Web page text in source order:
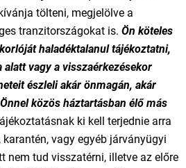
tölteni, megjelölve a
tranzitországokat is. Ön köteles
haladéktalanul tájékoztatni,
vagy a visszaérkezésekor
észleli akár önmagán, akár
közös háztartásban élő más
ki kell terjednie arra
vagy egyéb járványügyi
nem tud visszatérni, illetve az előre